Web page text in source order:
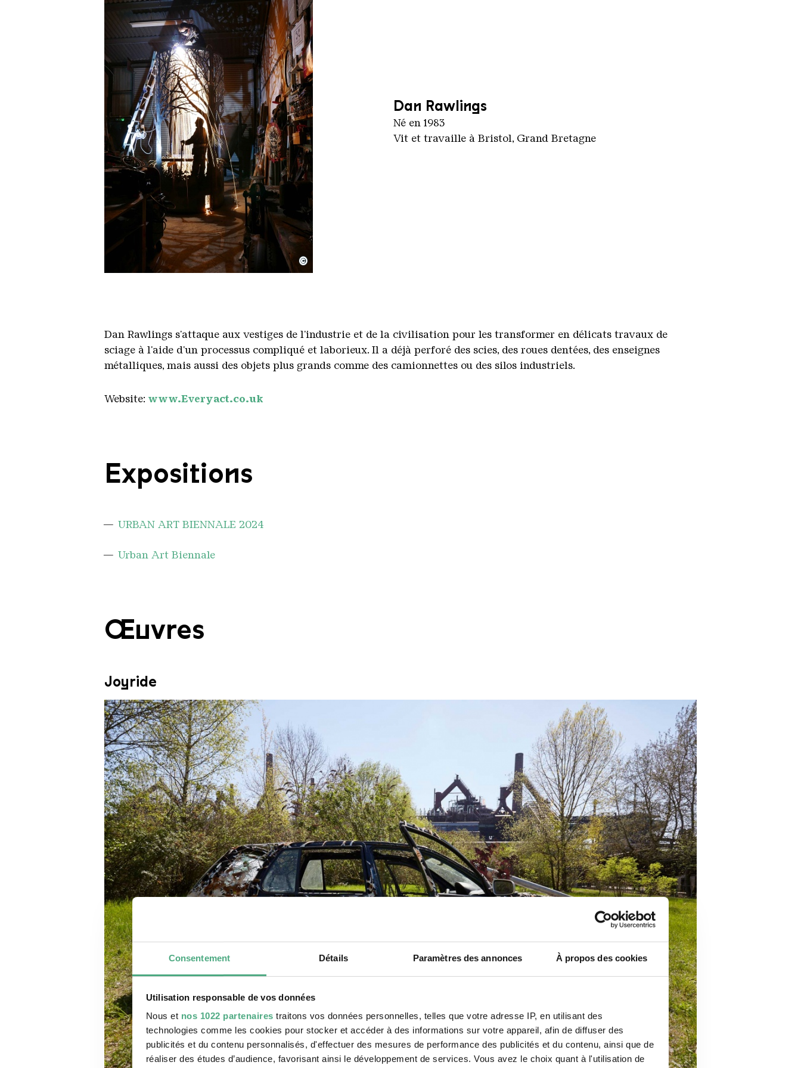
Consentement Détails Paramètres des annonces À propos des cookies
Utilisation responsable de vos données
Nous et nos 1022 partenaires traitons vos données personnelles, telles que votre adresse IP, en utilisant des
technologies comme les cookies pour stocker et accéder à des informations sur votre appareil, afin de diffuser des
publicités et du contenu personnalisés, d'effectuer des mesures de performance des publicités et du contenu, ainsi que de
réaliser des études d’audience, favorisant ainsi le développement de services. Vous avez le choix quant à l'utilisation de
Portrait Dan Rawlings
Copyright: Dan Rawlings
©
Dan Rawlings
Né en 1983
Vit et travaille à Bristol, Grand Bretagne
Dan Rawlings s'attaque aux vestiges de l'industrie et de la civilisation pour les transformer en délicats travaux de
sciage à l'aide d'un processus compliqué et laborieux. Il a déjà perforé des scies, des roues dentées, des enseignes
métalliques, mais aussi des objets plus grands comme des camionnettes ou des silos industriels.
Website: www.Everyact.co.uk
Expositions
URBAN ART BIENNALE 2024
Urban Art Biennale
Œuvres
Joyride